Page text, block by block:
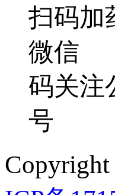
扫码加
微
码关注
号